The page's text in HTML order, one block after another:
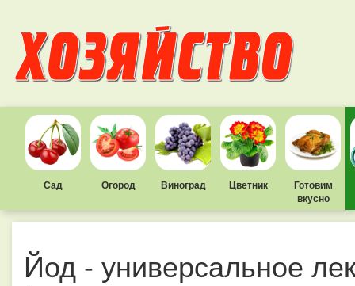
Сад Огород Виноград Цветник
Готовим
вкусно
Йод - универсальное